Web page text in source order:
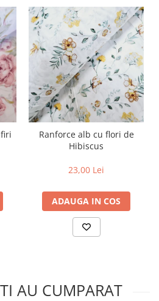
Ranforce alb cu flori de
Hibiscus
23,00 Lei
ADAUGA IN COS
AU CUMPARAT